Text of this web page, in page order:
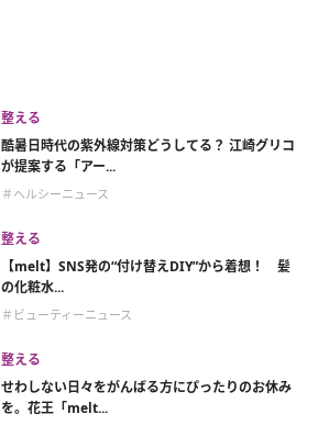
整える
酷暑日時代の紫外線対策どうしてる？ 江崎グリコ
が提案する「アー...
＃ヘルシーニュース
整える
【melt】SNS発の“付け替えDIY”から着想！ 髪
の化粧水...
＃ビューティーニュース
整える
せわしない日々をがんばる方にぴったりのお休み
を。花王「melt...